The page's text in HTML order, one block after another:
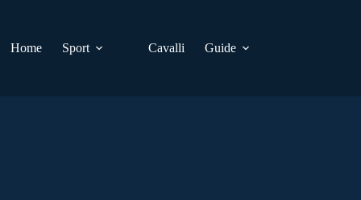
Home
Sport Cavalli Guide